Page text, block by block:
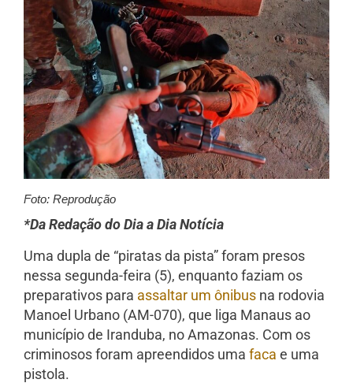
Foto: Reprodução
*Da Redação do Dia a Dia Notícia
Uma dupla de “piratas da pista” foram presos
nessa segunda-feira (5), enquanto faziam os
preparativos para assaltar um ônibus na rodovia
Manoel Urbano (AM-070), que liga Manaus ao
município de Iranduba, no Amazonas. Com os
criminosos foram apreendidos uma faca e uma
pistola.